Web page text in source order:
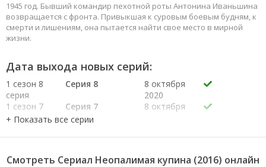
1945 год. Бывший командир пехотной роты Антонина Иваньшина
возвращается с фронта. Привыкшая к суровым боевым будням, к
смерти и лишениям, она пытается найти свое место в мирной
жизни.
Дата выхода новых серий:
1 сезон 8
серия
Серия 8
8 октября
2020
1 сезон 7
серия
Серия 7
8 октября
серия
Серия 6
2020
серия
2020
Смотреть Сериал Неопалимая купина (2016) онлайн